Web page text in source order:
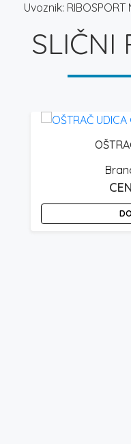
Uvoznik:
SLIČNI